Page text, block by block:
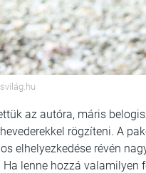
az autóra, máris
rögzíteni. A
elhelyezkedése révén
lenne hozzá valamilyen